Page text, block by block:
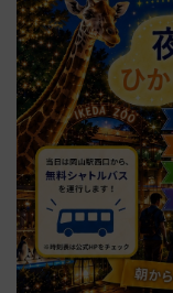
推し活を楽しもう！
8/1～31）